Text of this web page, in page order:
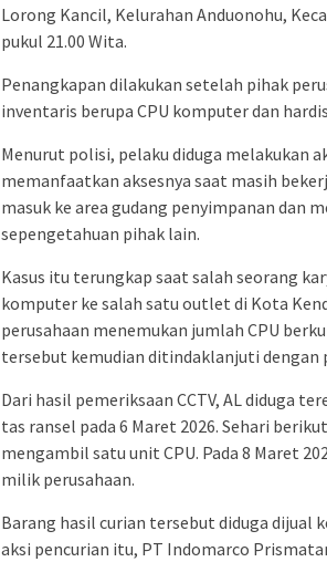
Lorong Kancil, Kelurahan Anduonohu,
pukul 21.00 Wita.
Penangkapan dilakukan setelah pihak
inventaris berupa CPU komputer dan
Menurut polisi, pelaku diduga melakukan
memanfaatkan aksesnya saat masih
masuk ke area gudang penyimpanan dan
sepengetahuan pihak lain.
Kasus itu terungkap saat salah seorang
komputer ke salah satu outlet di Kota
perusahaan menemukan jumlah CPU
tersebut kemudian ditindaklanjuti dengan
Dari hasil pemeriksaan CCTV, AL diduga
tas ransel pada 6 Maret 2026. Sehari
mengambil satu unit CPU. Pada 8 Maret
milik perusahaan.
Barang hasil curian tersebut diduga dijual
aksi pencurian itu, PT Indomarco